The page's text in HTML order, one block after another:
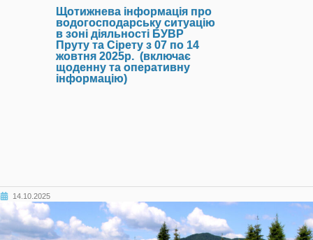
Щотижнева інформація про
водогосподарську ситуацію
в зоні діяльності БУВР
Пруту та Сірету з 07 по 14
жовтня 2025р. (включає
щоденну та оперативну
інформацію)
14.10.2025